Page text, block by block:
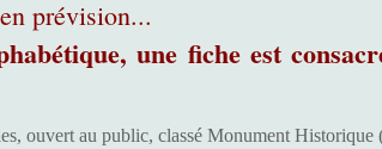
prévision...
une fiche est
ouvert au public, classé Monument Historique